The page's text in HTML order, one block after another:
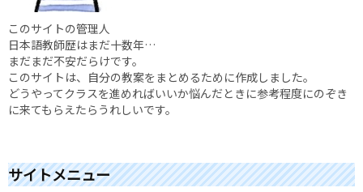
このサイトの管理人
日本語教師歴はまだ十数年…
まだまだ不安だらけです。
このサイトは、自分の教案をまとめるために作成しました。
どうやってクラスを進めればいいか悩んだときに参考程度にのぞき
に来てもらえたらうれしいです。
サイトメニュー